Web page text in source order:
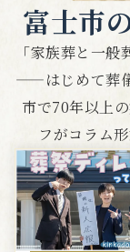
富士市
「家族葬と一
——はじめて葬儀
市で70年以上
フがコラム